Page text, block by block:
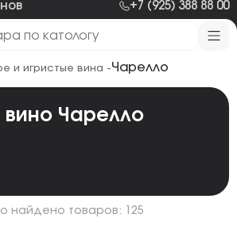
+7 (925) 388 88 00
и игристые вина -Чарелло
вино Чарелло
найдено товаров: 125